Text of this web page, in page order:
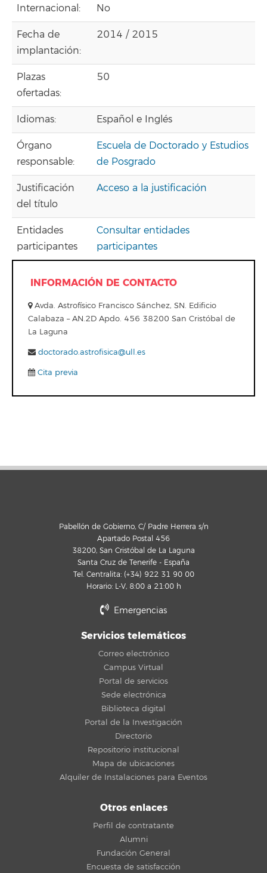
Internacional: No
Fecha de
implantación:
2014 / 2015
Plazas
ofertadas:
50
Idiomas: Español e Inglés
Órgano
responsable:
Escuela de Doctorado y Estudios
de Posgrado
Justificación
del título
Acceso a la justificación
Entidades
participantes
Consultar entidades
participantes
INFORMACIÓN DE CONTACTO
Avda. Astrofísico Francisco Sánchez, SN. Edificio
Calabaza – AN.2D Apdo. 456 38200 San Cristóbal de
La Laguna
doctorado.astrofisica@ull.es
Cita previa
Pabellón de Gobierno, C/ Padre Herrera s/n
Apartado Postal 456
38200, San Cristóbal de La Laguna
Santa Cruz de Tenerife - España
Tel. Centralita: (+34) 922 31 90 00
Horario: L-V, 8:00 a 21:00 h
Emergencias
Servicios telemáticos
Correo electrónico
Campus Virtual
Portal de servicios
Sede electrónica
Biblioteca digital
Portal de la Investigación
Directorio
Repositorio institucional
Mapa de ubicaciones
Alquiler de Instalaciones para Eventos
Otros enlaces
Perfil de contratante
Alumni
Fundación General
Encuesta de satisfacción